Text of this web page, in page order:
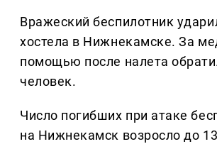
Вражеский беспилотник
хостела в Нижнекамске. За
помощью после налета
человек.
Число погибших при атаке
на Нижнекамск возросло до